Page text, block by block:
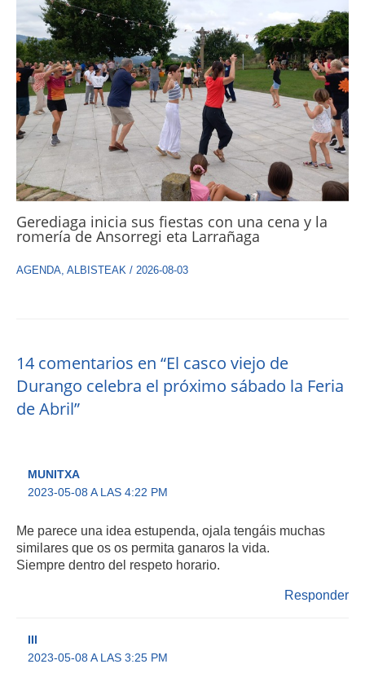
Gerediaga inicia sus fiestas con una cena y la
romería de Ansorregi eta Larrañaga
AGENDA, ALBISTEAK / 2026-08-03
14 comentarios en “El casco viejo de
Durango celebra el próximo sábado la Feria
de Abril”
MUNITXA
2023-05-08 A LAS 4:22 PM
Me parece una idea estupenda, ojala tengáis muchas
similares que os os permita ganaros la vida.
Siempre dentro del respeto horario.
Responder
2023-05-08 A LAS 3:25 PM